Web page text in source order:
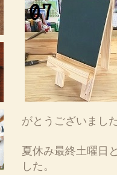
がとうございまし
夏休み最終土曜日
した。